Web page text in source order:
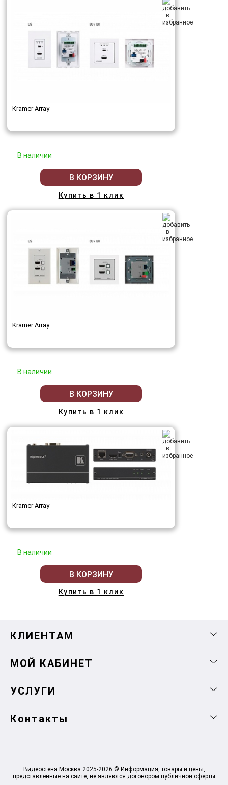
Kramer Array
В наличии
В КОРЗИНУ
Купить в 1 клик
Kramer Array
В наличии
В КОРЗИНУ
Купить в 1 клик
Kramer Array
В наличии
В КОРЗИНУ
Купить в 1 клик
КЛИЕНТАМ
МОЙ КАБИНЕТ
УСЛУГИ
Контакты
Видеостена Москва 2025-2026 © Информация, товары и цены,
представленные на сайте, не являются договором публичной оферты